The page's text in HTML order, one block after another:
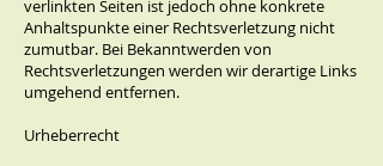
verlinkten Seiten ist jedoch ohne konkrete
Anhaltspunkte einer Rechtsverletzung nicht
zumutbar. Bei Bekanntwerden von
Rechtsverletzungen werden wir derartige Links
umgehend entfernen.
Urheberrecht